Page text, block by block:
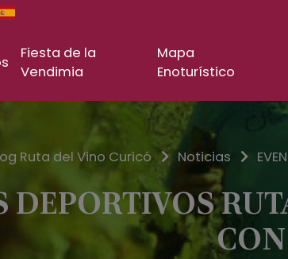
Fiesta de la
Vendimia
Mapa
Enoturístico
Ruta del Vino Curicó Noticias
DEPORTIVOS